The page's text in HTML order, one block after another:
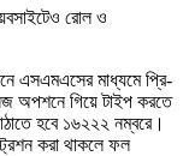
রোল ও
এসএমএসের মাধ্যমে প্রি-
অপশনে গিয়ে টাইপ করতে
হবে ১৬২২২ নম্বরে।
করা থাকলে ফল